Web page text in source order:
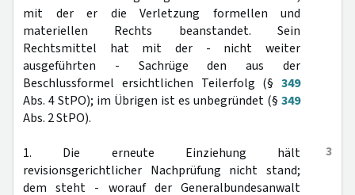
mit der er die Verletzung formellen und
materiellen Rechts beanstandet. Sein
Rechtsmittel hat mit der - nicht weiter
ausgeführten - Sachrüge den aus der
Beschlussformel ersichtlichen Teilerfolg (§ 349
Abs. 4 StPO); im Übrigen ist es unbegründet (§ 349
Abs. 2 StPO).
3
1. Die erneute Einziehung hält
revisionsgerichtlicher Nachprüfung nicht stand;
dem steht - worauf der Generalbundesanwalt